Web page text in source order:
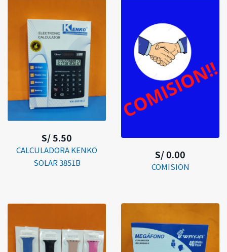
S/ 5.50
CALCULADORA KENKO
SOLAR 3851B
S/ 0.00
COMISION